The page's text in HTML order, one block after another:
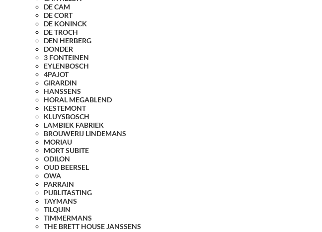
DE CAM
DE CORT
DE KONINCK
DE TROCH
DEN HERBERG
DONDER
3 FONTEINEN
EYLENBOSCH
4PAJOT
GIRARDIN
HANSSENS
HORAL MEGABLEND
KESTEMONT
KLUYSBOSCH
LAMBIEK FABRIEK
BROUWERIJ LINDEMANS
MORIAU
MORT SUBITE
ODILON
OUD BEERSEL
OWA
PARRAIN
PUBLITASTING
TAYMANS
TILQUIN
TIMMERMANS
THE BRETT HOUSE JANSSENS